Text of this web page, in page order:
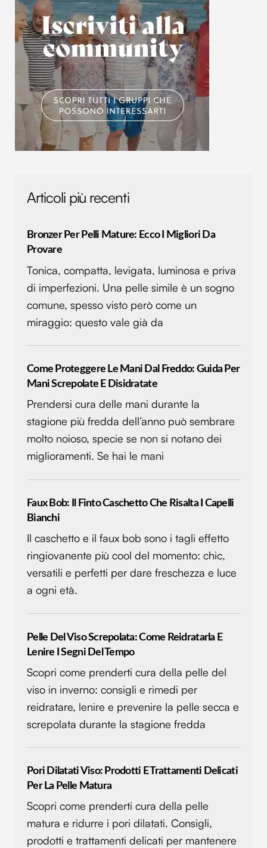
con altre informazioni che hai fornito loro o che hanno
raccolto dal tuo utilizzo dei loro servizi.
Articoli più recenti
Bronzer Per Pelli Mature: Ecco I Migliori Da
Provare
Tonica, compatta, levigata, luminosa e priva
di imperfezioni. Una pelle simile è un sogno
comune, spesso visto però come un
miraggio: questo vale già da
Come Proteggere Le Mani Dal Freddo: Guida Per
Mani Screpolate E Disidratate
Prendersi cura delle mani durante la
stagione più fredda dell’anno può sembrare
molto noioso, specie se non si notano dei
miglioramenti. Se hai le mani
Faux Bob: Il Finto Caschetto Che Risalta I Capelli
Bianchi
Il caschetto e il faux bob sono i tagli effetto
ringiovanente più cool del momento: chic,
versatili e perfetti per dare freschezza e luce
a ogni età.
Pelle Del Viso Screpolata: Come Reidratarla E
Lenire I Segni Del Tempo
Scopri come prenderti cura della pelle del
viso in inverno: consigli e rimedi per
reidratare, lenire e prevenire la pelle secca e
screpolata durante la stagione fredda
Pori Dilatati Viso: Prodotti E Trattamenti Delicati
Per La Pelle Matura
Scopri come prenderti cura della pelle
matura e ridurre i pori dilatati. Consigli,
prodotti e trattamenti delicati per mantenere